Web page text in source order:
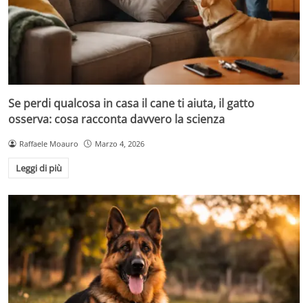
Se perdi qualcosa in casa il cane ti aiuta, il gatto
osserva: cosa racconta davvero la scienza
Raffaele Moauro Marzo 4, 2026
Leggi di più